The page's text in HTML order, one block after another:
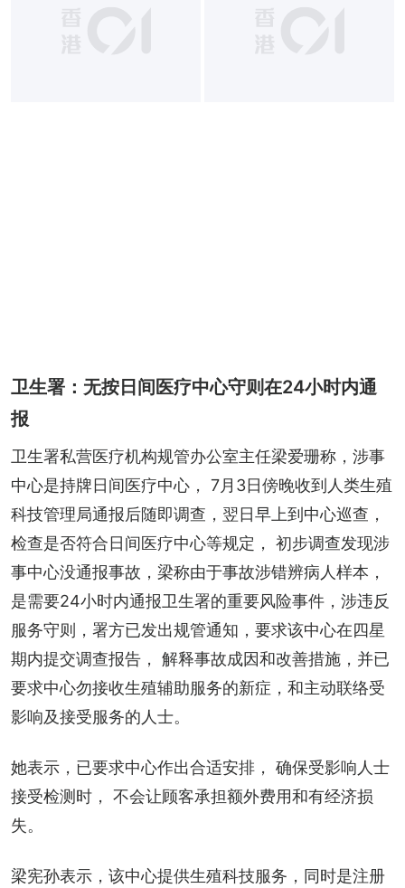
卫生署：无按日间医疗中心守则在24小时内通
报
卫生署私营医疗机构规管办公室主任梁爱珊称，涉事
中心是持牌日间医疗中心， 7月3日傍晚收到人类生殖
科技管理局通报后随即调查，翌日早上到中心巡查，
检查是否符合日间医疗中心等规定， 初步调查发现涉
事中心没通报事故，梁称由于事故涉错辨病人样本，
是需要24小时内通报卫生署的重要风险事件，涉违反
服务守则，署方已发出规管通知，要求该中心在四星
期内提交调查报告， 解释事故成因和改善措施，并已
要求中心勿接收生殖辅助服务的新症，和主动联络受
影响及接受服务的人士。
她表示，已要求中心作出合适安排， 确保受影响人士
接受检测时， 不会让顾客承担额外费用和有经济损
失。
梁宪孙表示，该中心提供生殖科技服务，同时是注册